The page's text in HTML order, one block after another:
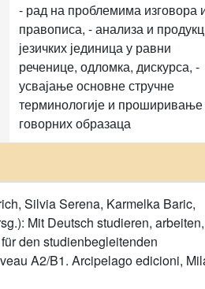
- рад на проблемима изговора
правописа, - анализа и
језичких јединица у равни
реченице, одломка, дискурса, -
усвајање основне стручне
терминологије и проширивање
говорних образаца
Silvia Serena, Karmelka Baric,
Mit Deutsch studieren, arbeiten,
den studienbegleitenden
A2/B1. Arcipelago edicioni,